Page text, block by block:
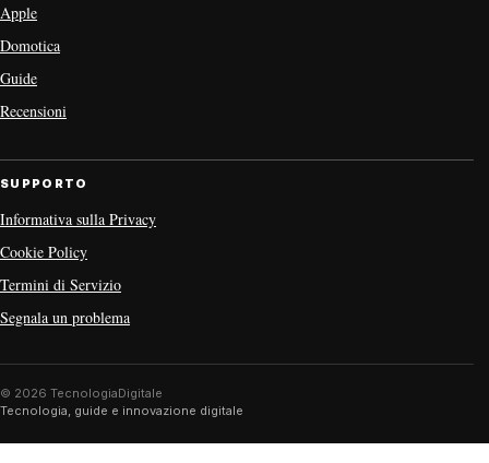
Apple
Domotica
Guide
Recensioni
SUPPORTO
Informativa sulla Privacy
Cookie Policy
Termini di Servizio
Segnala un problema
© 2026 TecnologiaDigitale
Tecnologia, guide e innovazione digitale